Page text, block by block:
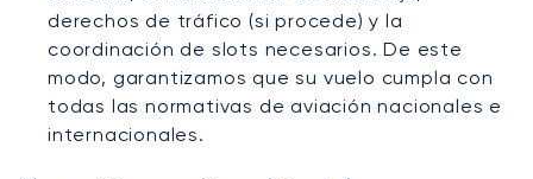
derechos de tráfico (si procede) y la
coordinación de slots necesarios. De este
modo, garantizamos que su vuelo cumpla con
todas las normativas de aviación nacionales e
internacionales.